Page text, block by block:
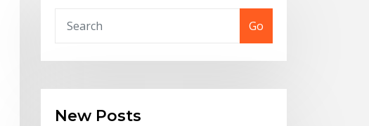
Go
New Posts